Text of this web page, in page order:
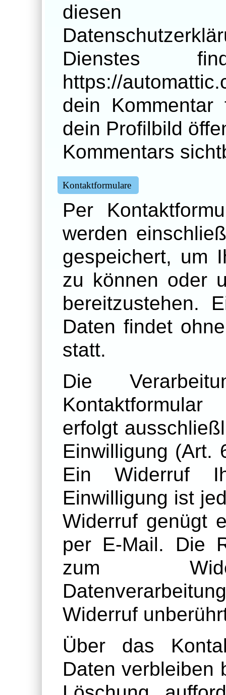
diesen
Dienstes
https://
dein Kommentar
dein Profilbild
Kommentars
Kontaktformulare
Per
werden
gespeichert, um
zu können oder
bereitzustehen.
Daten findet
statt.
Die
erfolgt
Einwilligung (Art.
Ein Widerruf
Einwilligung ist
Widerruf genügt
per E-Mail. Die
zum
Widerruf
Über das
Daten verbleiben